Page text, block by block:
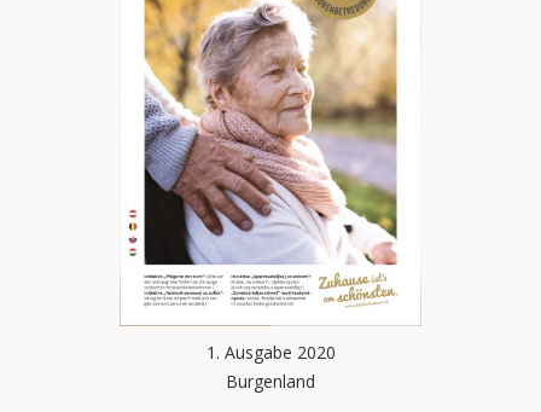
1. Ausgabe 2020
Burgenland